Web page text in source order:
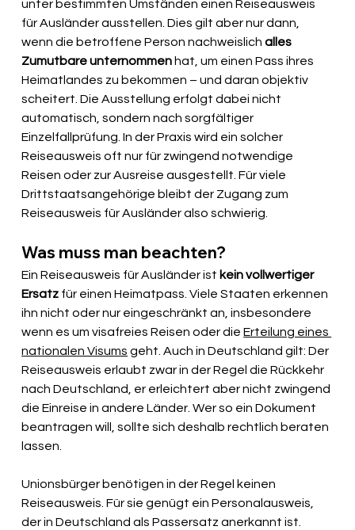
unter bestimmten Umständen einen Reiseausweis
für Ausländer ausstellen. Dies gilt aber nur dann,
wenn die betroffene Person nachweislich alles
Zumutbare unternommen hat, um einen Pass ihres
Heimatlandes zu bekommen – und daran objektiv
scheitert. Die Ausstellung erfolgt dabei nicht
automatisch, sondern nach sorgfältiger
Einzelfallprüfung. In der Praxis wird ein solcher
Reiseausweis oft nur für zwingend notwendige
Reisen oder zur Ausreise ausgestellt. Für viele
Drittstaatsangehörige bleibt der Zugang zum
Reiseausweis für Ausländer also schwierig.
Was muss man beachten?
Ein Reiseausweis für Ausländer ist kein vollwertiger
Ersatz für einen Heimatpass. Viele Staaten erkennen
ihn nicht oder nur eingeschränkt an, insbesondere
wenn es um visafreies Reisen oder die Erteilung eines
nationalen Visums geht. Auch in Deutschland gilt: Der
Reiseausweis erlaubt zwar in der Regel die Rückkehr
nach Deutschland, er erleichtert aber nicht zwingend
die Einreise in andere Länder. Wer so ein Dokument
beantragen will, sollte sich deshalb rechtlich beraten
lassen.
Unionsbürger benötigen in der Regel keinen
Reiseausweis. Für sie genügt ein Personalausweis,
der in Deutschland als Passersatz anerkannt ist.